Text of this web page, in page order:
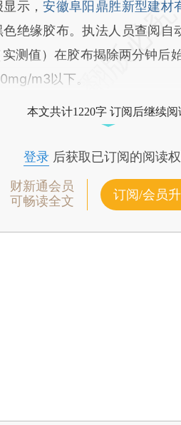
示，安徽阜阳鼎胜新型建材
绝缘胶布。执法人员查阅自
测值）在胶布揭除两分钟后
m3以下。
本文共计1220字 订阅后继续阅
登录后获取已订阅的阅读
财新通会员
可畅读全文
订阅/会员